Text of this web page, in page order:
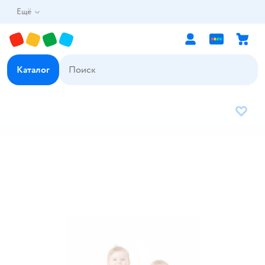
Ещё
Каталог
В